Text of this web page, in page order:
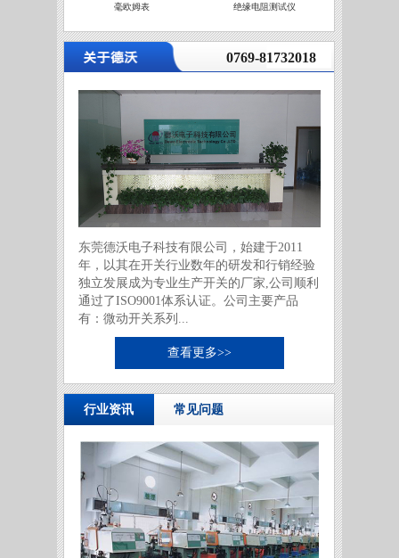
毫欧姆表 绝缘电阻测试仪
0769-81732018
东莞德沃电子科技有限公司，始建于2011
年，以其在开关行业数年的研发和行销经验
独立发展成为专业生产开关的厂家,公司顺利
通过了ISO9001体系认证。公司主要产品
有：微动开关系列...
查看更多>>
行业资讯 常见问题